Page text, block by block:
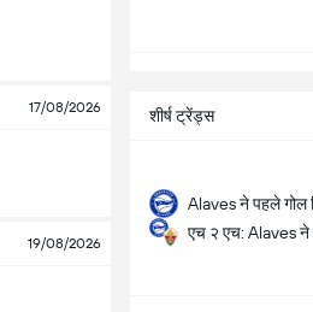
17/08/2026
19/08/2026
शीर्ष ट्रेंड्स
Alaves ने पहले गोल
एच २ एच: Alaves ने